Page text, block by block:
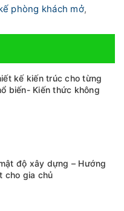
phòng khách mở,
kế kiến trúc cho từng
biến- Kiến thức không
độ xây dựng – Hướng
cho gia chủ